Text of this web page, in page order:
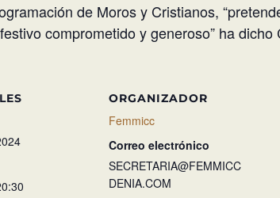
de Moros y Cristianos,
comprometido y generoso” ha dicho
ORGANIZADOR
Femmicc
Correo electrónico
SECRETARIA@FEMMICC
DENIA.COM